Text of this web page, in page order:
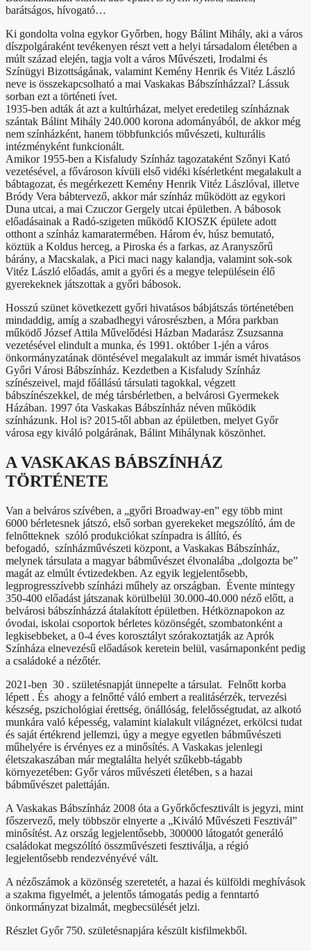
barátságos, hívogató…
Ki gondolta volna egykor Győrben, hogy Bálint Mihály, aki a város
díszpolgáraként tevékenyen részt vett a helyi társadalom életében a
múlt század elején, tagja volt a város Művészeti, Irodalmi és
Színügyi Bizottságának, valamint Kemény Henrik és Vitéz László
neve is összekapcsolható a mai Vaskakas Bábszínházzal? Lássuk
sorban ezt a történeti ívet.
1935-ben adták át azt a kultúrházat, melyet eredetileg színháznak
szántak Bálint Mihály 240.000 korona adományából, de akkor még
nem színházként, hanem többfunkciós művészeti, kulturális
intézményként funkcionált.
Amikor 1955-ben a Kisfaludy Színház tagozataként Szőnyi Kató
vezetésével, a fővároson kívüli első vidéki kísérletként megalakult a
bábtagozat, és megérkezett Kemény Henrik Vitéz Lászlóval, illetve
Bródy Vera bábtervező, akkor már színház működött az egykori
Duna utcai, a mai Czuczor Gergely utcai épületben. A bábosok
előadásainak a Radó-szigeten működő KIOSZK épülete adott
otthont a színház kamaratermében. Három év, húsz bemutató,
köztük a Koldus herceg, a Piroska és a farkas, az Aranyszőrű
bárány, a Macskalak, a Pici maci nagy kalandja, valamint sok-sok
Vitéz László előadás, amit a győri és a megye településein élő
gyerekeknek játszottak a győri bábosok.
Hosszú szünet következett győri hivatásos bábjátszás történetében
mindaddig, amíg a szabadhegyi városrészben, a Móra parkban
működő József Attila Művelődési Házban Madarász Zsuzsanna
vezetésével elindult a munka, és 1991. október 1-jén a város
önkormányzatának döntésével megalakult az immár ismét hivatásos
Győri Városi Bábszínház. Kezdetben a Kisfaludy Színház
színészeivel, majd főállású társulati tagokkal, végzett
bábszínészekkel, de még társbérletben, a belvárosi Gyermekek
Házában. 1997 óta Vaskakas Bábszínház néven működik
színházunk. Hol is? 2015-től abban az épületben, melyet Győr
városa egy kiváló polgárának, Bálint Mihálynak köszönhet.
A VASKAKAS BÁBSZÍNHÁZ
TÖRTÉNETE
Van a belváros szívében, a „győri Broadway-en” egy több mint
6000 bérletesnek játszó, első sorban gyerekeket megszólító, ám de
felnőtteknek szóló produkciókat színpadra is állító, és
befogadó, színházművészeti központ, a Vaskakas Bábszínház,
melynek társulata a magyar bábművészet élvonalába „dolgozta be”
magát az elmúlt évtizedekben. Az egyik legjelentősebb,
legprogresszívebb színházi műhely az országban. Évente mintegy
350-400 előadást játszanak körülbelül 30.000-40.000 néző előtt, a
belvárosi bábszínházzá átalakított épületben. Hétköznapokon az
óvodai, iskolai csoportok bérletes közönségét, szombatonként a
legkisebbeket, a 0-4 éves korosztályt szórakoztatják az Aprók
Színháza elnevezésű előadások keretein belül, vasárnaponként pedig
a családoké a nézőtér.
2021-ben 30 . születésnapját ünnepelte a társulat. Felnőtt korba
lépett . És ahogy a felnőtté váló embert a realitásérzék, tervezési
készség, pszichológiai érettség, önállóság, felelősségtudat, az alkotó
munkára való képesség, valamint kialakult világnézet, erkölcsi tudat
és saját értékrend jellemzi, úgy a megye egyetlen bábművészeti
műhelyére is érvényes ez a minősítés. A Vaskakas jelenlegi
életszakaszában már megtalálta helyét szűkebb-tágabb
környezetében: Győr város művészeti életében, s a hazai
bábművészet palettáján.
A Vaskakas Bábszínház 2008 óta a Győrkőcfesztivált is jegyzi, mint
főszervező, mely többször elnyerte a „Kiváló Művészeti Fesztivál”
minősítést. Az ország legjelentősebb, 300000 látogatót generáló
családokat megszólító összművészeti fesztiválja, a régió
legjelentősebb rendezvényévé vált.
A nézőszámok a közönség szeretetét, a hazai és külföldi meghívások
a szakma figyelmét, a jelentős támogatás pedig a fenntartó
önkormányzat bizalmát, megbecsülését jelzi.
Részlet Győr 750. születésnapjára készült kisfilmekből.